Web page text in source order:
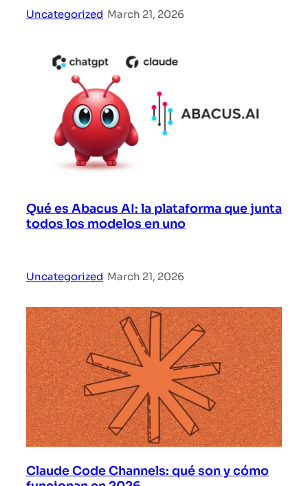
Uncategorized March 21, 2026
Qué es Abacus AI: la plataforma que junta
todos los modelos en uno
Uncategorized March 21, 2026
Claude Code Channels: qué son y cómo